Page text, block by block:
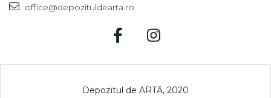
office@depozituldearta.ro
Depozitul de ARTĂ, 2020